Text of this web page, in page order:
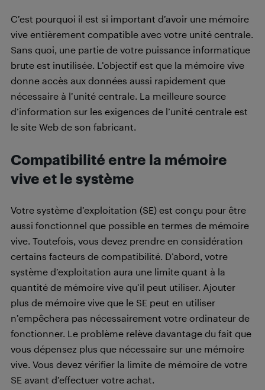
C’est pourquoi il est si important d’avoir une mémoire
vive entièrement compatible avec votre unité centrale.
Sans quoi, une partie de votre puissance informatique
brute est inutilisée. L’objectif est que la mémoire vive
donne accès aux données aussi rapidement que
nécessaire à l’unité centrale. La meilleure source
d’information sur les exigences de l’unité centrale est
le site Web de son fabricant.
Compatibilité entre la mémoire
vive et le système
Votre système d’exploitation (SE) est conçu pour être
aussi fonctionnel que possible en termes de mémoire
vive. Toutefois, vous devez prendre en considération
certains facteurs de compatibilité. D’abord, votre
système d’exploitation aura une limite quant à la
quantité de mémoire vive qu’il peut utiliser. Ajouter
plus de mémoire vive que le SE peut en utiliser
n’empêchera pas nécessairement votre ordinateur de
fonctionner. Le problème relève davantage du fait que
vous dépensez plus que nécessaire sur une mémoire
vive. Vous devez vérifier la limite de mémoire de votre
SE avant d’effectuer votre achat.